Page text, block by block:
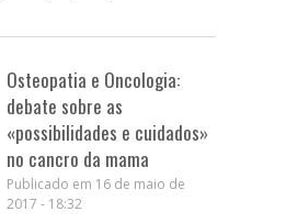
Osteopatia e Oncologia:
debate sobre as
«possibilidades e cuidados»
no cancro da mama
Publicado em 16 de maio de
2017 - 18:32